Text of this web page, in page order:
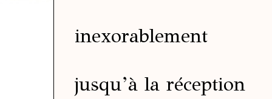
inexorablement
jusqu’à la réception